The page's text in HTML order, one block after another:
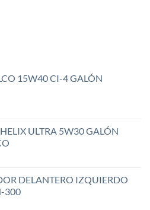
15W40 CI-4 GALÓN
ULTRA 5W30 GALÓN
DELANTERO IZQUIERDO
300